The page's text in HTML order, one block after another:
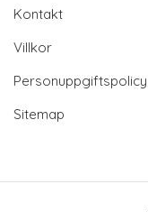
Kontakt
Villkor
Personuppgiftspolicy
Sitemap